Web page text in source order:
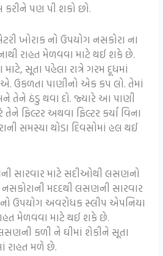
કરીને પણ પી શકો છો.
ખોરાક નો ઉપયોગ નસકોરા ના
રાહત મેળવવા માટે થઈ શકે છે.
સૂતા પહેલા રાત્રે ગરમ દૂધમાં
ઉકળતા પાણીનો એક કપ લો. તેમાં
તેને ઠંડુ થવા દો. જ્યારે આ પાણી
ફિલ્ટર અથવા ફિલ્ટર કર્યા વિના
સમસ્યા થોડા દિવસોમાં હલ થઈ
સારવાર માટે સદીઓથી લસણનો
મદદથી લસણની સારવાર
ઉપયોગ અવરોધક સ્લીપ એપનિયા
મેળવવા માટે થઈ શકે છે.
કળી ને ઘીમાં શેકીને સૂતા
રાહત મળે છે.